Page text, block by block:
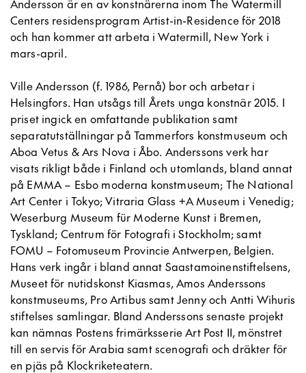
Andersson är en av konstnärerna inom The Watermill
Centers residensprogram Artist-in-Residence för 2018
och han kommer att arbeta i Watermill, New York i
mars-april.
Ville Andersson (f. 1986, Pernå) bor och arbetar i
Helsingfors. Han utsågs till Årets unga konstnär 2015. I
priset ingick en omfattande publikation samt
separatutställningar på Tammerfors konstmuseum och
Aboa Vetus & Ars Nova i Åbo. Anderssons verk har
visats rikligt både i Finland och utomlands, bland annat
på EMMA – Esbo moderna konstmuseum; The National
Art Center i Tokyo; Vitraria Glass +A Museum i Venedig;
Weserburg Museum für Moderne Kunst i Bremen,
Tyskland; Centrum för Fotografi i Stockholm; samt
FOMU – Fotomuseum Provincie Antwerpen, Belgien.
Hans verk ingår i bland annat Saastamoinenstiftelsens,
Museet för nutidskonst Kiasmas, Amos Anderssons
konstmuseums, Pro Artibus samt Jenny och Antti Wihuris
stiftelses samlingar. Bland Anderssons senaste projekt
kan nämnas Postens frimärksserie Art Post II, mönstret
till en servis för Arabia samt scenografi och dräkter för
en pjäs på Klockriketeatern.